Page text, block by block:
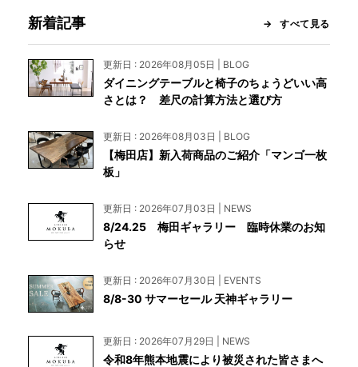
新着記事 すべて見る
更新日 : 2026年08月05日 | BLOG
ダイニングテーブルと椅子のちょうどいい高
さとは？ 差尺の計算方法と選び方
更新日 : 2026年08月03日 | BLOG
【梅田店】新入荷商品のご紹介「マンゴ一枚
板」
更新日 : 2026年07月03日 | NEWS
8/24.25 梅田ギャラリー 臨時休業のお知
らせ
更新日 : 2026年07月30日 | EVENTS
8/8-30 サマーセール 天神ギャラリー
更新日 : 2026年07月29日 | NEWS
令和8年熊本地震により被災された皆さまへ